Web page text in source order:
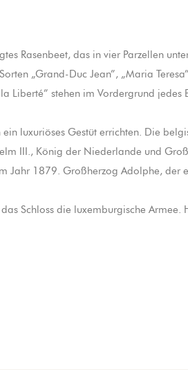
Rasenbeet, das in vier Parzellen
„Grand-Duc Jean”, „Maria
Liberté” stehen im Vordergrund jedes
luxuriöses Gestüt errichten. Die
III., König der Niederlande und
Jahr 1879. Großherzog Adolphe, der
Schloss die luxemburgische Armee.